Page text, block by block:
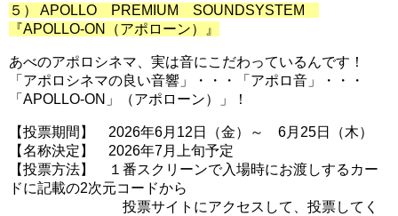
５） APOLLO PREMIUM SOUNDSYSTEM
『APOLLO-ON（アポローン）』
あべのアポロシネマ、実は音にこだわっているんです！
「アポロシネマの良い音響」・・・「アポロ音」・・・
「APOLLO-ON」（アポローン）」！
【投票期間】 2026年6月12日（金）～ 6月25日（木）
【名称決定】 2026年7月上旬予定
【投票方法】 １番スクリーンで入場時にお渡しするカー
ドに記載の2次元コードから
投票サイトにアクセスして、投票してく